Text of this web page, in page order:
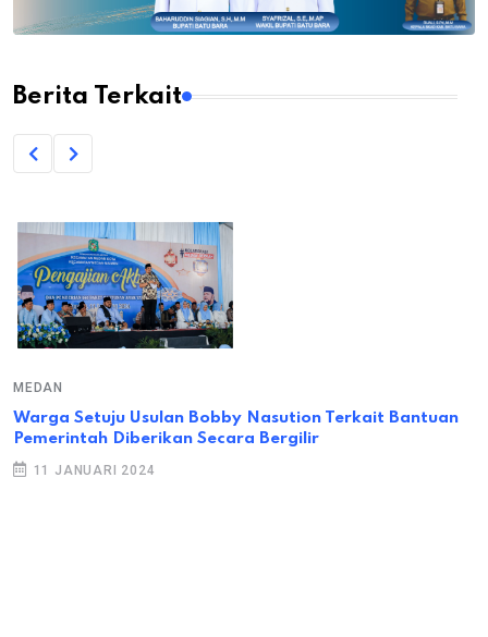
Berita Terkait
MEDAN
Warga Setuju Usulan Bobby Nasution Terkait Bantuan
Pemerintah Diberikan Secara Bergilir
11 JANUARI 2024